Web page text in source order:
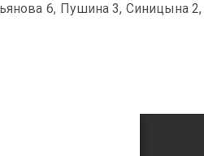
6, Пушина 3, Синицына